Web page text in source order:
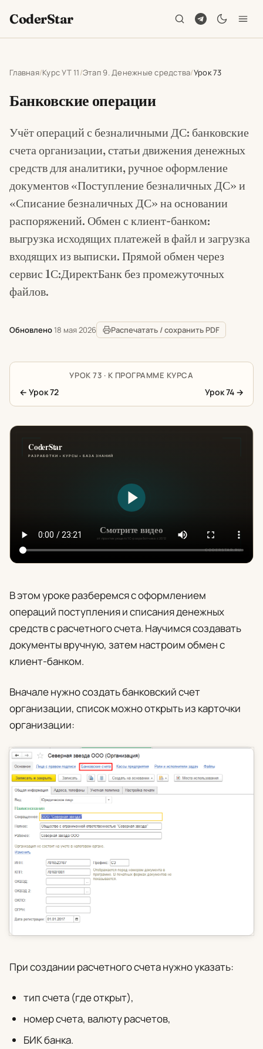
CoderStar
Главная Курс УТ 11 Этап 9. Денежные средства Урок 73
Банковские операции
Учёт операций с безналичными ДС: банковские
счета организации, статьи движения денежных
средств для аналитики, ручное оформление
документов «Поступление безналичных ДС» и
«Списание безналичных ДС» на основании
распоряжений. Обмен с клиент-банком:
выгрузка исходящих платежей в файл и загрузка
входящих из выписки. Прямой обмен через
сервис 1С:ДиректБанк без промежуточных
файлов.
Обновлено 18 мая 2026 Распечатать / сохранить PDF
← Урок 72
УРОК 73 · К ПРОГРАММЕ КУРСА
Урок 74 →
В этом уроке разберемся с оформлением
операций поступления и списания денежных
средств с расчетного счета. Научимся создавать
документы вручную, затем настроим обмен с
клиент-банком.
Вначале нужно создать банковский счет
организации, список можно открыть из карточки
организации:
При создании расчетного счета нужно указать:
тип счета (где открыт),
номер счета, валюту расчетов,
БИК банка.